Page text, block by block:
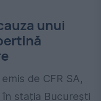
unui
de CFR SA,
în stația București